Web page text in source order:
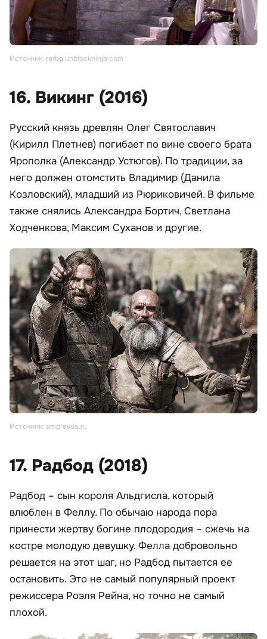
Источник: rarbg.unblockninja.com
16. Викинг (2016)
Русский князь древлян Олег Святославич
(Кирилл Плетнев) погибает по вине своего брата
Ярополка (Александр Устюгов). По традиции, за
него должен отомстить Владимир (Данила
Козловский), младший из Рюриковичей. В фильме
также снялись Александра Бортич, Светлана
Ходченкова, Максим Суханов и другие.
Источник: ampravda.ru
17. Радбод (2018)
Радбод – сын короля Альдгисла, который
влюблен в Феллу. По обычаю народа пора
принести жертву богине плодородия – сжечь на
костре молодую девушку. Фелла добровольно
решается на этот шаг, но Радбод пытается ее
остановить. Это не самый популярный проект
режиссера Роэля Рейна, но точно не самый
плохой.